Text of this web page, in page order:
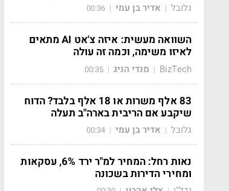
גלובל | אדיר בן עמי |
00:36
השוואה מעשית: איזה צ'אט AI מתאים
לאיזו משימה, וכמה זה עולה
BizTech
| מנדי הניג |
00:35
83 אלף משרות או 18 אלף בלבד? הדוח
שיקבע אם הריבית בארה"ב תעלה
גלובל | אדיר בן עמי |
00:34
נאות רחל: המחיר למ"ר ירד 6%, עסקאות
ומחירי הדירות בשכונה